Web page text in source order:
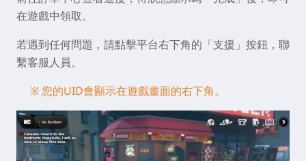
在遊戲中領取。
若遇到任何問題，請點擊平台右下角的「支援」按鈕，聯
繫客服人員。
※ 您的UID會顯示在遊戲畫面的右下角。